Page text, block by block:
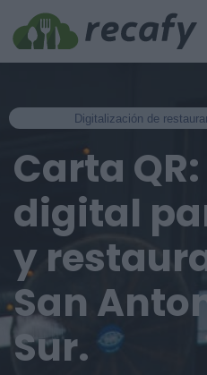
Digitalización de
Carta
digital
y
San
Sur.